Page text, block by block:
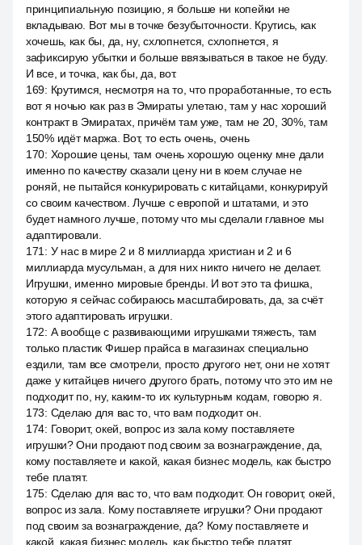
принципиальную позицию, я больше ни копейки не
вкладываю. Вот мы в точке безубыточности. Крутись, как
хочешь, как бы, да, ну, схлопнется, схлопнется, я
зафиксирую убытки и больше ввязываться в такое не буду.
И все, и точка, как бы, да, вот.
169: Крутимся, несмотря на то, что проработанные, то есть
вот я ночью как раз в Эмираты улетаю, там у нас хороший
контракт в Эмиратах, причём там уже, там не 20, 30%, там
150% идёт маржа. Вот, то есть очень, очень
170: Хорошие цены, там очень хорошую оценку мне дали
именно по качеству сказали цену ни в коем случае не
роняй, не пытайся конкурировать с китайцами, конкурируй
со своим качеством. Лучше с европой и штатами, и это
будет намного лучше, потому что мы сделали главное мы
адаптировали.
171 : У нас в мире 2 и 8 миллиарда христиан и 2 и 6
миллиарда мусульман, а для них никто ничего не делает.
Игрушки, именно мировые бренды. И вот это та фишка,
которую я сейчас собираюсь масштабировать, да, за счёт
этого адаптировать игрушки.
172: А вообще с развивающими игрушками тяжесть, там
только пластик Фишер прайса в магазинах специально
ездили, там все смотрели, просто другого нет, они не хотят
даже у китайцев ничего другого брать, потому что это им не
подходит по, ну, каким-то их культурным кодам, говорю я.
173: Сделаю для вас то, что вам подходит он.
174: Говорит, окей, вопрос из зала кому поставляете
игрушки? Они продают под своим за вознаграждение, да,
кому поставляете и какой, какая бизнес модель, как быстро
тебе платят.
175: Сделаю для вас то, что вам подходит. Он говорит, окей,
вопрос из зала. Кому поставляете игрушки? Они продают
под своим за вознаграждение, да? Кому поставляете и
какой, какая бизнес модель, как быстро тебе платят.